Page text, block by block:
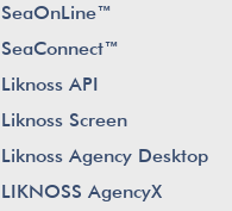
SeaOnLine™
SeaConnect™
Liknoss API
Liknoss Screen
Liknoss Agency Desktop
LIKNOSS AgencyX